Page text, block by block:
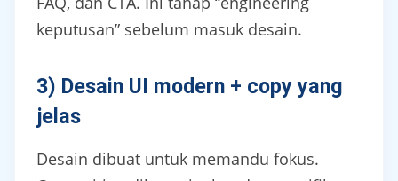
keputusan” sebelum masuk desain.
3) Desain UI modern + copy yang
jelas
Desain dibuat untuk memandu fokus.